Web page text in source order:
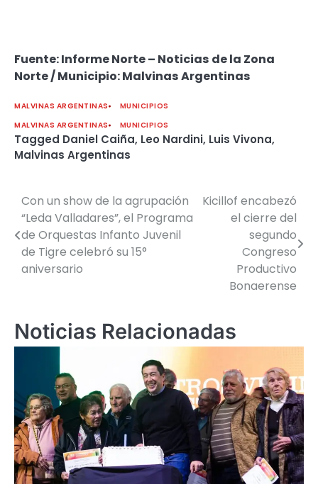
Fuente: Informe Norte – Noticias de la Zona
Norte / Municipio: Malvinas Argentinas
MALVINAS ARGENTINAS
MUNICIPIOS
MALVINAS ARGENTINAS
MUNICIPIOS
Tagged Daniel Caiña, Leo Nardini, Luis Vivona,
Malvinas Argentinas
Navegación
de
entradas
Con un show de la agrupación
“Leda Valladares”, el Programa
de Orquestas Infanto Juvenil
de Tigre celebró su 15°
aniversario
Kicillof encabezó
el cierre del
segundo
Congreso
Productivo
Bonaerense
Noticias Relacionadas